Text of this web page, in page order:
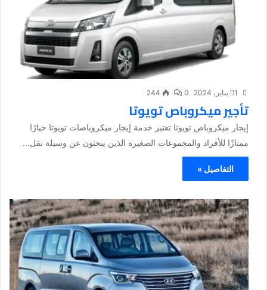
1 يناير، 2024 0
244
تأجير ميكروباص تويوتا
إيجار ميكروباص تويوتا تعتبر خدمة إيجار ميكروباصات تويوتا خيارًا
ممتازًا للأفراد والمجموعات الصغيرة الذين يبحثون عن وسيلة نقل...
التفاصيل »